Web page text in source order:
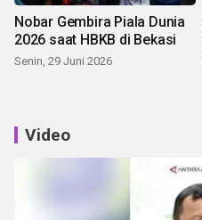
Nobar Gembira Piala Dunia
2026 saat HBKB di Bekasi
Senin, 29 Juni 2026
Video